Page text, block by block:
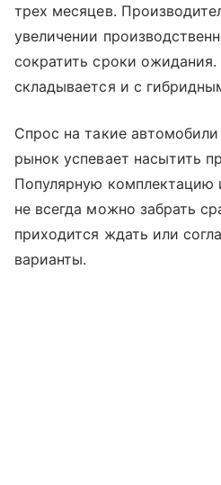
трех месяцев.
увеличении
сократить сроки
складывается и с
Спрос на такие
рынок успевает насытить
Популярную
не всегда можно забрать
приходится ждать или
варианты.